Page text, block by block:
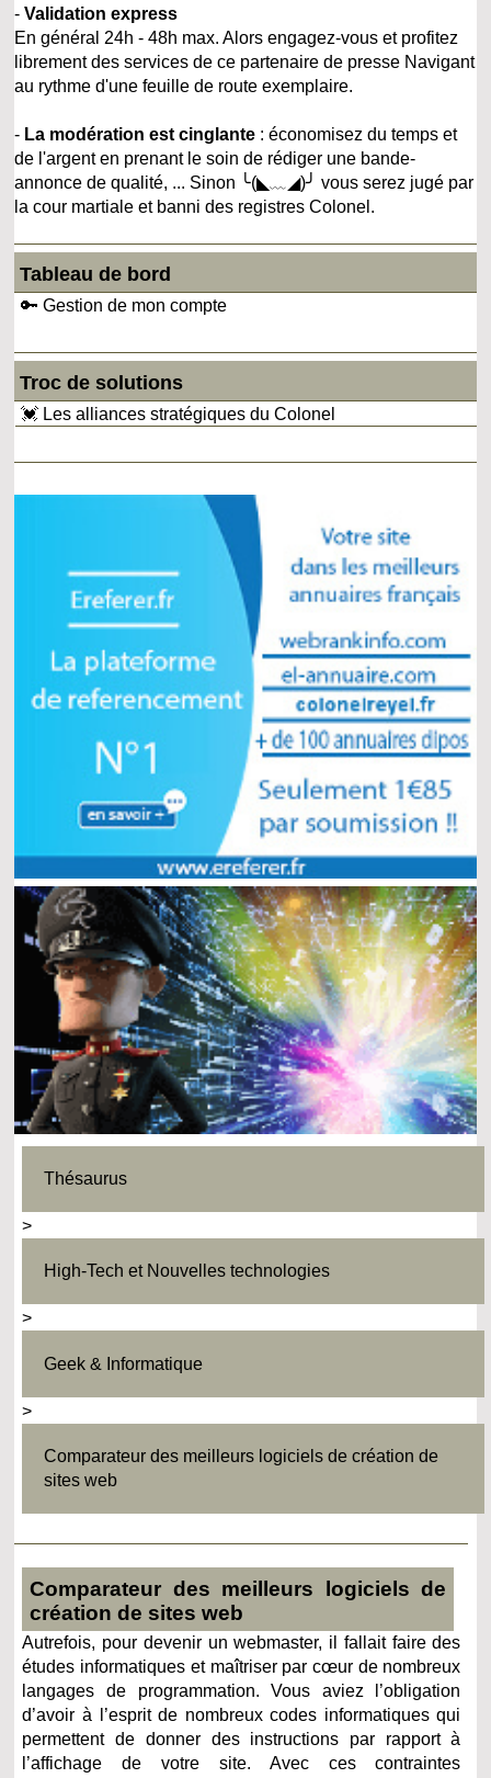
-Validation express
En général 24h - 48h max. Alors engagez-vous et profitez
librement des services de ce partenaire de presse Navigant
au rythme d'une feuille de route exemplaire.
- La modération est cinglante : économisez du temps et
de l'argent en prenant le soin de rédiger une bande-
annonce de qualité, ... Sinon ╰(◣﹏◢)╯ vous serez jugé par
la cour martiale et banni des registres Colonel.
Tableau de bord
🔑 Gestion de mon compte
Troc de solutions
💓 Les alliances stratégiques du Colonel
Thésaurus
>
High-Tech et Nouvelles technologies
>
Geek & Informatique
>
Comparateur des meilleurs logiciels de création de
sites web
Comparateur des meilleurs logiciels de
création de sites web
Autrefois, pour devenir un webmaster, il fallait faire des
études informatiques et maîtriser parcœur de nombreux
langages de programmation. Vous aviez l’obligation
d’avoir à l’esprit de nombreux codes informatiques qui
permettent de donner des instructions par rapport à
l’affichage de votre site. Avec ces contraintes